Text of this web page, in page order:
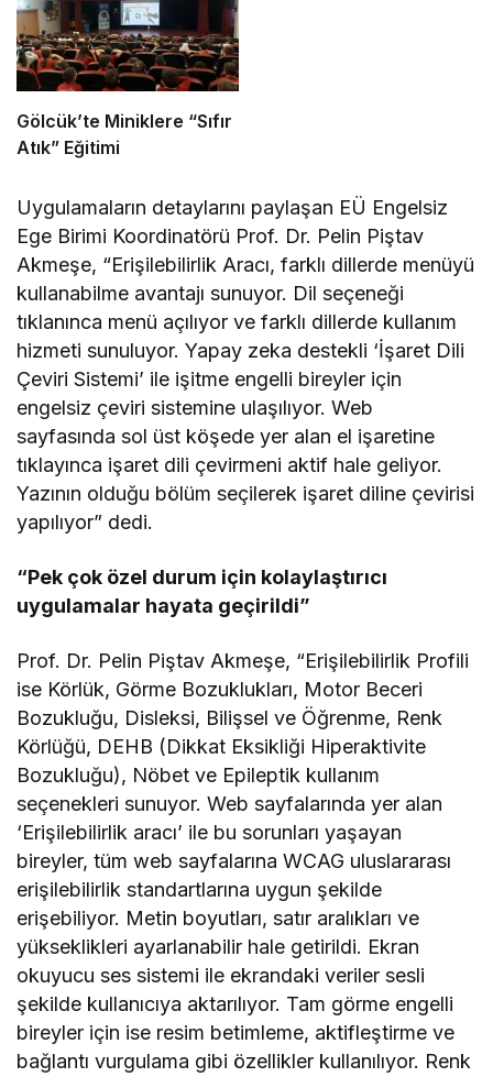
Gölcük’te Miniklere “Sıfır
Atık” Eğitimi
Uygulamaların detaylarını paylaşan EÜ Engelsiz
Ege Birimi Koordinatörü Prof. Dr. Pelin Piştav
Akmeşe, “Erişilebilirlik Aracı, farklı dillerde menüyü
kullanabilme avantajı sunuyor. Dil seçeneği
tıklanınca menü açılıyor ve farklı dillerde kullanım
hizmeti sunuluyor. Yapay zeka destekli ‘İşaret Dili
Çeviri Sistemi’ ile işitme engelli bireyler için
engelsiz çeviri sistemine ulaşılıyor. Web
sayfasında sol üst köşede yer alan el işaretine
tıklayınca işaret dili çevirmeni aktif hale geliyor.
Yazının olduğu bölüm seçilerek işaret diline çevirisi
yapılıyor” dedi.
“Pek çok özel durum için kolaylaştırıcı
uygulamalar hayata geçirildi”
Prof. Dr. Pelin Piştav Akmeşe, “Erişilebilirlik Profili
ise Körlük, Görme Bozuklukları, Motor Beceri
Bozukluğu, Disleksi, Bilişsel ve Öğrenme, Renk
Körlüğü, DEHB (Dikkat Eksikliği Hiperaktivite
Bozukluğu), Nöbet ve Epileptik kullanım
seçenekleri sunuyor. Web sayfalarında yer alan
‘Erişilebilirlik aracı’ ile bu sorunları yaşayan
bireyler, tüm web sayfalarına WCAG uluslararası
erişilebilirlik standartlarına uygun şekilde
erişebiliyor. Metin boyutları, satır aralıkları ve
yükseklikleri ayarlanabilir hale getirildi. Ekran
okuyucu ses sistemi ile ekrandaki veriler sesli
şekilde kullanıcıya aktarılıyor. Tam görme engelli
bireyler için ise resim betimleme, aktifleştirme ve
bağlantı vurgulama gibi özellikler kullanılıyor. Renk